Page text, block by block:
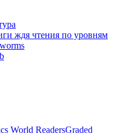
ждя чтения по уровням
World ReadersGraded